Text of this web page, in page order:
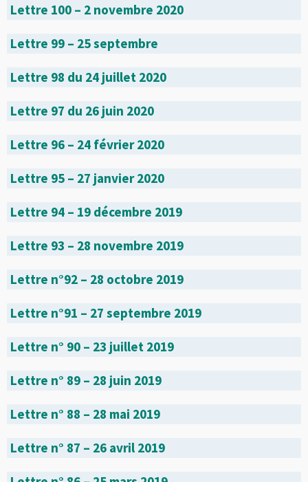
Lettre 100 – 2 novembre 2020
Lettre 99 – 25 septembre
Lettre 98 du 24 juillet 2020
Lettre 97 du 26 juin 2020
Lettre 96 – 24 février 2020
Lettre 95 – 27 janvier 2020
Lettre 94 – 19 décembre 2019
Lettre 93 – 28 novembre 2019
Lettre n°92 – 28 octobre 2019
Lettre n°91 – 27 septembre 2019
Lettre n° 90 – 23 juillet 2019
Lettre n° 89 – 28 juin 2019
Lettre n° 88 – 28 mai 2019
Lettre n° 87 – 26 avril 2019